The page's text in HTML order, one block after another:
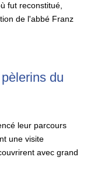
fut reconstitué,
de l'abbé Franz
du
leur parcours
une visite
avec grand